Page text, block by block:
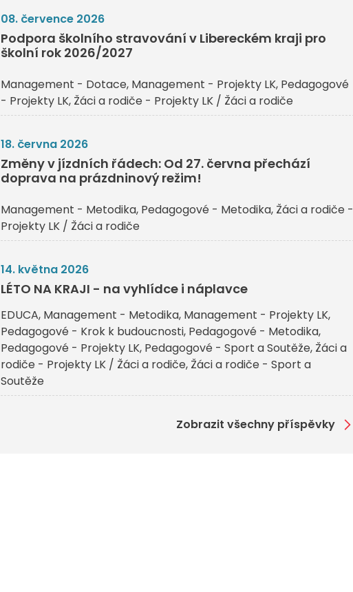
08. července 2026
Podpora školního stravování v Libereckém kraji pro
školní rok 2026/2027
Management - Dotace Management - Projekty LK Pedagogové
- Projekty LK Žáci a rodiče - Projekty LK / Žáci a rodiče
18. června 2026
Změny v jízdních řádech: Od 27. června přechází
doprava na prázdninový režim!
Management - Metodika Pedagogové - Metodika Žáci a rodiče -
Projekty LK / Žáci a rodiče
14. května 2026
LÉTO NA KRAJI - na vyhlídce i náplavce
EDUCA Management - Metodika Management - Projekty LK
Pedagogové - Krok k budoucnosti Pedagogové - Metodika
Pedagogové - Projekty LK Pedagogové - Sport a Soutěže Žáci a
rodiče - Projekty LK / Žáci a rodiče Žáci a rodiče - Sport a
Soutěže
Zobrazit všechny příspěvky